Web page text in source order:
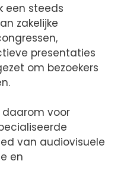
een steeds
zakelijke
presentaties
om bezoekers
daarom voor
van audiovisuele
en